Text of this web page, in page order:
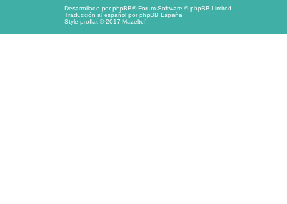
Desarrollado porphpBB® Forum Software © phpBB Limited
Traducción al español porphpBB España
Style proflat © 2017 Mazeltof